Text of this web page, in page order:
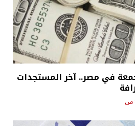
في مصر.. آخر المستجدات